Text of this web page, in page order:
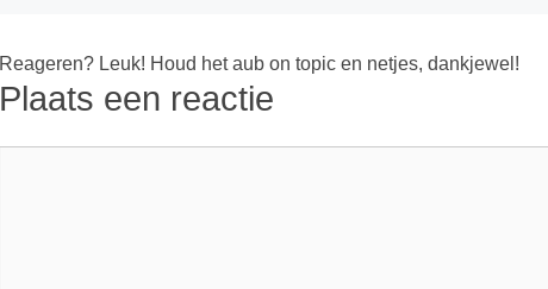
Reageren? Leuk! Houd het aub on topic en netjes, dankjewel!
Plaats een reactie